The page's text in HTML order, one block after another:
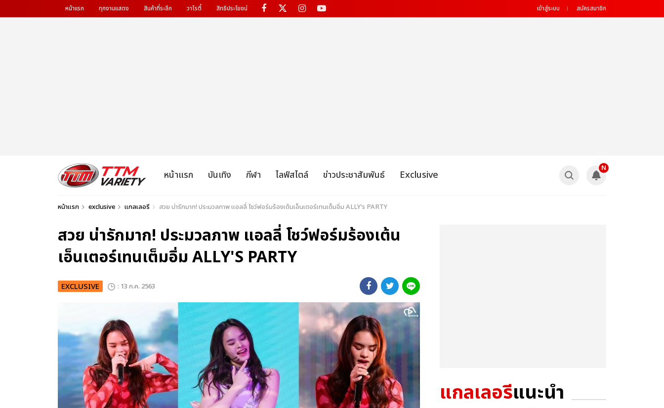
หน้าแรก ทุกงานแสดง สินค้าที่ระลึก วาไรตี้ สิทธิประโยชน์ เข้าสู่ระบบ สมัครสมาชิก
หน้าแรก บันเทิง กีฬา ไลฟ์สไตล์ ข่าวประชาสัมพันธ์ Exclusive
N
หน้าแรก exclusive แกลเลอรี สวย น่ารักมาก! ประมวลภาพ แอลลี่ โชว์ฟอร์มร้องเต้นเอ็นเตอร์เทนเต็มอิ่ม ALLY's PARTY
สวย น่ารักมาก! ประมวลภาพ แอลลี่ โชว์ฟอร์มร้องเต้น
เอ็นเตอร์เทนเต็มอิ่ม ALLY'S PARTY
EXCLUSIVE : 13 ก.ค. 2563
แกลเลอรีแนะนำ